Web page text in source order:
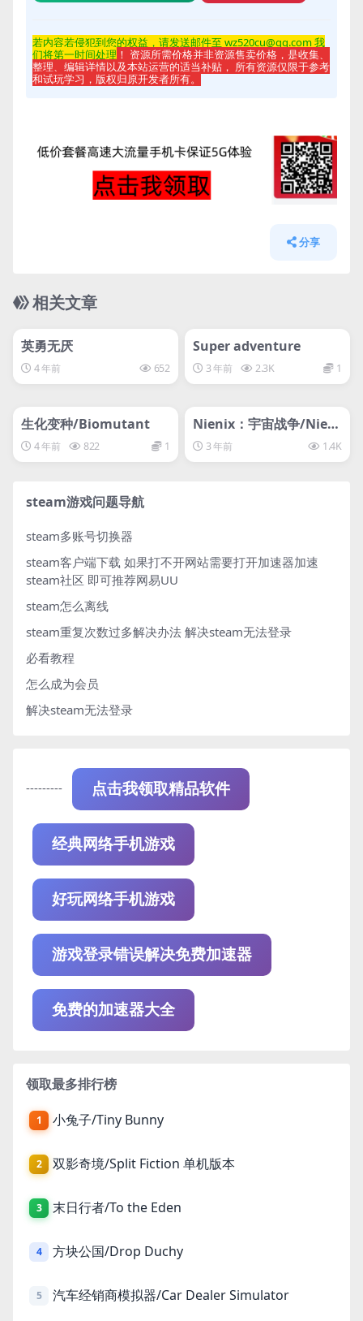
若内容若侵犯到您的权益，请发送邮件至 wz520cu@qq.com 我
们将第一时间处理 ！ 资源所需价格并非资源售卖价格，是收集、
整理、编辑详情以及本站运营的适当补贴， 所有资源仅限于参考
和试玩学习，版权归原开发者所有。
分享
相关文章
英勇无厌
4 年前 652
Super adventure
3 年前 2.3K 1
生化变种/Biomutant
4 年前 822 1
svip专属
Nienix：宇宙战争/Nieni
x: Cosmic Warfare
3 年前 1.4K
steam游戏问题导航
steam多账号切换器
steam客户端下载 如果打不开网站需要打开加速器加速
steam社区 即可推荐网易UU
steam怎么离线
steam重复次数过多解决办法 解决steam无法登录
必看教程
怎么成为会员
解决steam无法登录
--------- 点击我领取精品软件
经典网络手机游戏
好玩网络手机游戏
游戏登录错误解决免费加速器
免费的加速器大全
领取最多排行榜
1 小兔子/Tiny Bunny
2 双影奇境/Split Fiction 单机版本
3 末日行者/To the Eden
4 方块公国/Drop Duchy
5 汽车经销商模拟器/Car Dealer Simulator